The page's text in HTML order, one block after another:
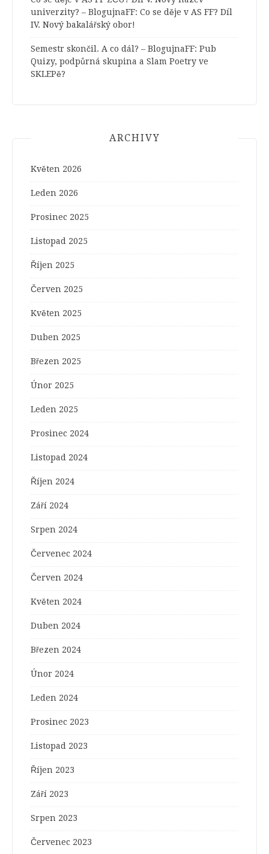
univerzity? – BlogujnaFF: Co se děje v AS FF? Díl
IV. Nový bakalářský obor!
Semestr skončil. A co dál? – BlogujnaFF: Pub
Quizy, podpůrná skupina a Slam Poetry ve
SKLEPě?
ARCHIVY
Květen 2026
Leden 2026
Prosinec 2025
Listopad 2025
Říjen 2025
Červen 2025
Květen 2025
Duben 2025
Březen 2025
Únor 2025
Leden 2025
Prosinec 2024
Listopad 2024
Říjen 2024
Září 2024
Srpen 2024
Červenec 2024
Červen 2024
Květen 2024
Duben 2024
Březen 2024
Únor 2024
Leden 2024
Prosinec 2023
Listopad 2023
Říjen 2023
Září 2023
Srpen 2023
Červenec 2023